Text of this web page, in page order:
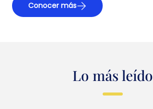
Conocer más
Lo más leído